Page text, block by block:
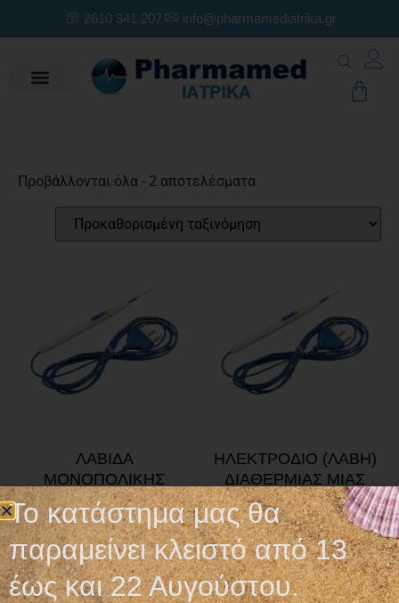
2610 341 207 info@pharmamediatrika.gr
Προβάλλονται όλα - 2 αποτελέσματα
ΛΑΒΙΔΑ
ΜΟΝΟΠΟΛΙΚΗΣ
ΔΙΑΘΕΡΜΙΑΣ
2,90€
Προσθήκη στο καλάθι
ΗΛΕΚΤΡΟΔΙΟ (ΛΑΒΗ)
ΔΙΑΘΕΡΜΙΑΣ ΜΙΑΣ
ΧΡΗΣΗΣ
2,90€
Προσθήκη στο καλάθι
Το κατάστημα μας θα
παραμείνει κλειστό από 13
έως και 22 Αυγούστου.